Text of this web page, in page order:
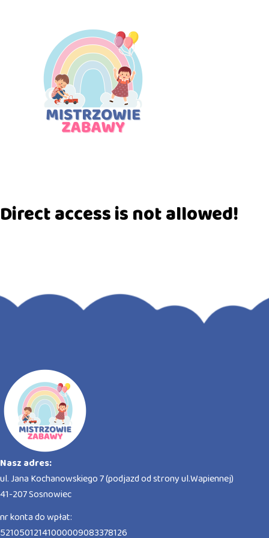
Direct access is not allowed!
Nasz adres:
ul. Jana Kochanowskiego 7 (podjazd od strony ul.Wapiennej)
41-207 Sosnowiec
nr konta do wpłat:
52105012141000009083378126